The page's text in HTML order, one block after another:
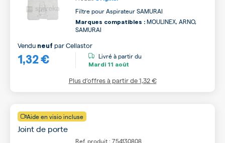
Filtre pour Aspirateur SAMURAI
Marques compatibles : MOULINEX, ARNO,
SAMURAI
1,32 €
Vendu neuf parCellastor
Livré à partir du
Mardi 11 août
Plus d’offres à partir de1,32 €
Aide en visio incluse
Joint de porte
Ref. produit : 754130808